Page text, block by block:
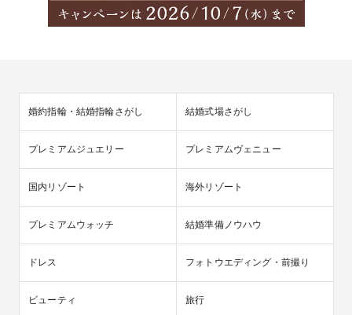
婚約指輪・結婚指輪さがし 結婚式場さがし
プレミアムジュエリー プレミアムヴェニュー
国内リゾート 海外リゾート
プレミアムウォッチ 結婚準備ノウハウ
ドレス フォトウエディング・前撮り
ビューティ 旅行